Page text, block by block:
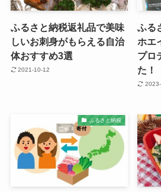
ふるさと納税返礼品で美味
しいお刺身がもらえる自治
体おすすめ3選
2021-10-12
ふる
ホエ
プロ
た！
ふるさと納税